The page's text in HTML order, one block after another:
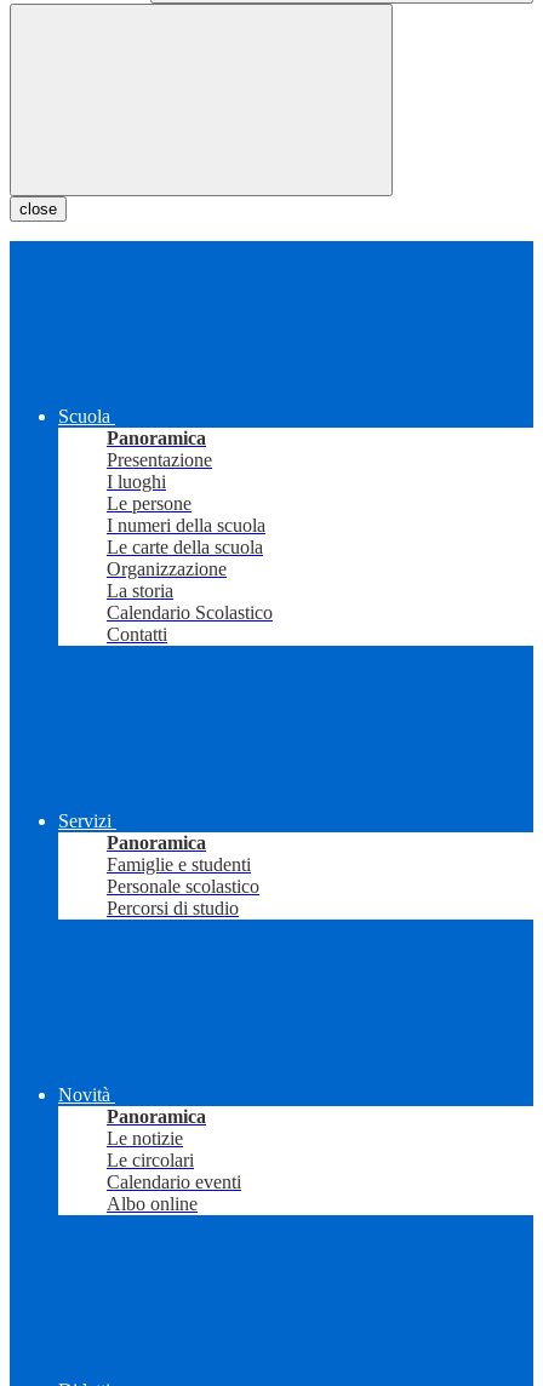
close
Scuola
Panoramica
Presentazione
I luoghi
Le persone
I numeri della scuola
Le carte della scuola
Organizzazione
La storia
Calendario Scolastico
Contatti
Servizi
Panoramica
Famiglie e studenti
Personale scolastico
Percorsi di studio
Novità
Panoramica
Le notizie
Le circolari
Calendario eventi
Albo online